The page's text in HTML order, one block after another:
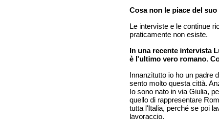
Cosa non le piace del
Le interviste e le continue
praticamente non esiste.
In una recente intervista
è l'ultimo vero romano.
Innanzitutto io ho un padre
sento molto questa città.
Io sono nato in via Giulia,
quello di rappresentare
tutta l'Italia, perché se poi
lavoraccio.